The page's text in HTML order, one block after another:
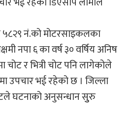
५८२९ नं.को मोटरसाइकलका
नपा ६ का वर्ष ३० वर्षिय अनिष
चोट र भित्री चोट पनि लागेकोले
उपचार भई रहेको छ । जिल्ला
घटनाको अनुसन्धान सुुरु